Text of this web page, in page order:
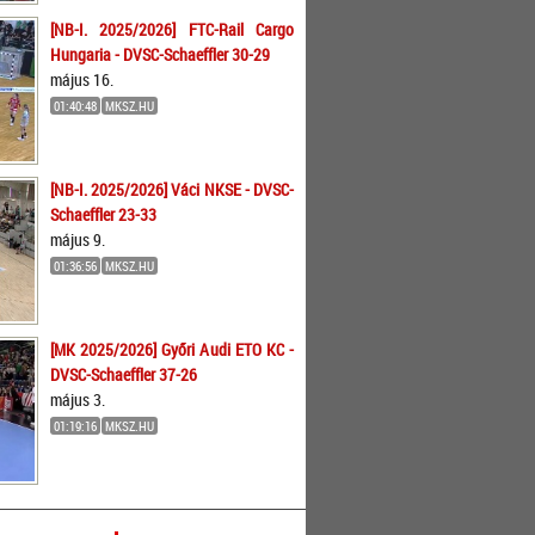
[NB-I. 2025/2026] FTC-Rail Cargo
Hungaria - DVSC-Schaeffler 30-29
május 16.
01:40:48 MKSZ.HU
[NB-I. 2025/2026] Váci NKSE - DVSC-
Schaeffler 23-33
május 9.
01:36:56 MKSZ.HU
[MK 2025/2026] Győri Audi ETO KC -
DVSC-Schaeffler 37-26
május 3.
01:19:16 MKSZ.HU